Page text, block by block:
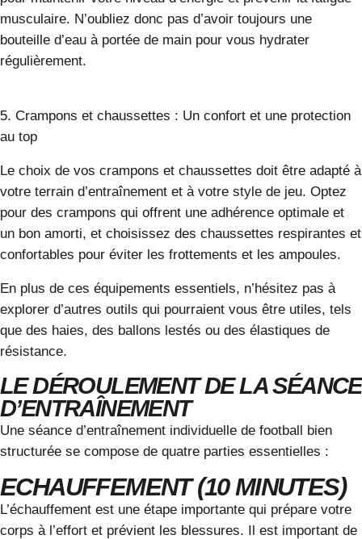
musculaire. N’oubliez donc pas d’avoir toujours une
bouteille d’eau à portée de main pour vous hydrater
régulièrement.
5. Crampons et chaussettes : Un confort et une protection
au top
Le choix de vos crampons et chaussettes doit être adapté à
votre terrain d’entraînement et à votre style de jeu. Optez
pour des crampons qui offrent une adhérence optimale et
un bon amorti, et choisissez des chaussettes respirantes et
confortables pour éviter les frottements et les ampoules.
En plus de ces équipements essentiels, n’hésitez pas à
explorer d’autres outils qui pourraient vous être utiles, tels
que des haies, des ballons lestés ou des élastiques de
résistance.
LE DÉROULEMENT DE LA SÉANCE
D’ENTRAÎNEMENT
Une séance d’entraînement individuelle de football bien
structurée se compose de quatre parties essentielles :
ECHAUFFEMENT (10 MINUTES)
L’échauffement est une étape importante qui prépare votre
corps à l’effort et prévient les blessures. Il est important de